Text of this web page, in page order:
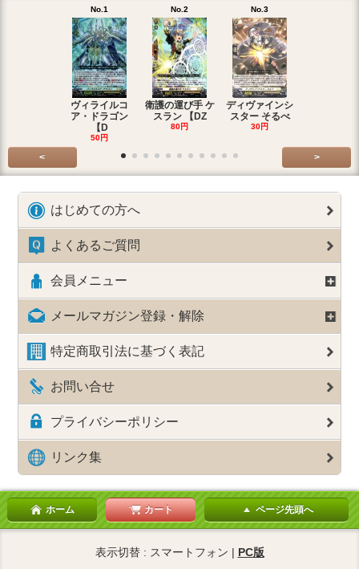
No.1
ヴィライルコ
ア・ドラゴン
【D
50円
No.2
衛護の運び手 ケ
スラン 【DZ
80円
No.3
ディヴァインシ
スター そるべ
30円
< >
はじめての方へ
よくあるご質問
会員メニュー
メールマガジン登録・解除
特定商取引法に基づく表記
お問い合せ
プライバシーポリシー
リンク集
ホーム カート ページ先頭へ
表示切替 : スマートフォン | PC版